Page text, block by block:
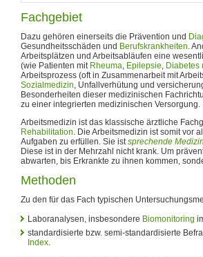
Fachgebiet
Dazu gehören einerseits die Prävention und
Gesundheitsschäden und Berufskrankheiten.
Arbeitsplätzen und Arbeitsabläufen eine
(wie Patienten mit Rheuma, Epilepsie, Diabetes
Arbeitsprozess (oft in Zusammenarbeit mit
Sozialmedizin, Unfallverhütung und
Besonderheiten dieser medizinischen
zu einer in­tegrierten medizinischen Versorgung.
Arbeitsmedizin ist das klassische ärztliche
Rehabilitation. Die Arbeitsmedizin ist somit vor
Aufgaben zu erfüllen. Sie istsprechende Medizin
Diese ist in der Mehrzahl nicht krank. Um
abwarten, bis Erkrankte zu ihnen kommen,
Methoden
Zu den für das Fach typischen
Laboranalysen, insbesondere Biomonitoring
standardisierte bzw. semi-standardisierte
Index.